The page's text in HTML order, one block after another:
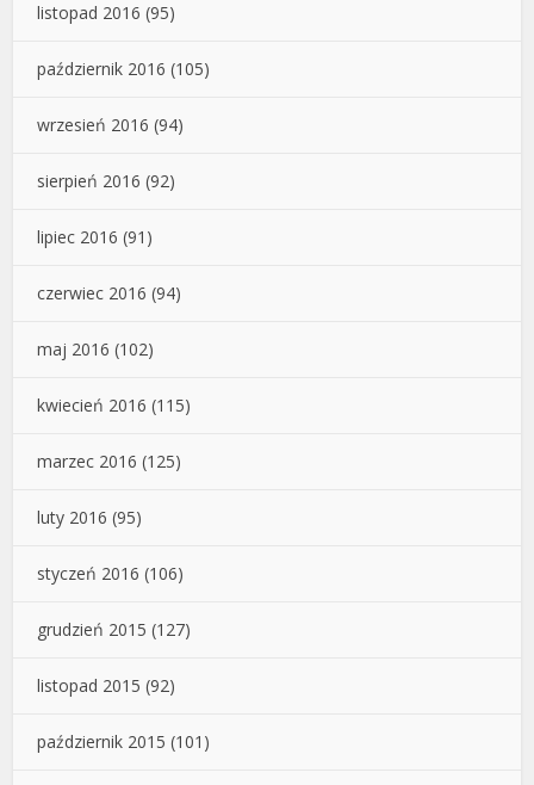
listopad 2016 (95)
październik 2016 (105)
wrzesień 2016 (94)
sierpień 2016 (92)
lipiec 2016 (91)
czerwiec 2016 (94)
maj 2016 (102)
kwiecień 2016 (115)
marzec 2016 (125)
luty 2016 (95)
styczeń 2016 (106)
grudzień 2015 (127)
listopad 2015 (92)
październik 2015 (101)